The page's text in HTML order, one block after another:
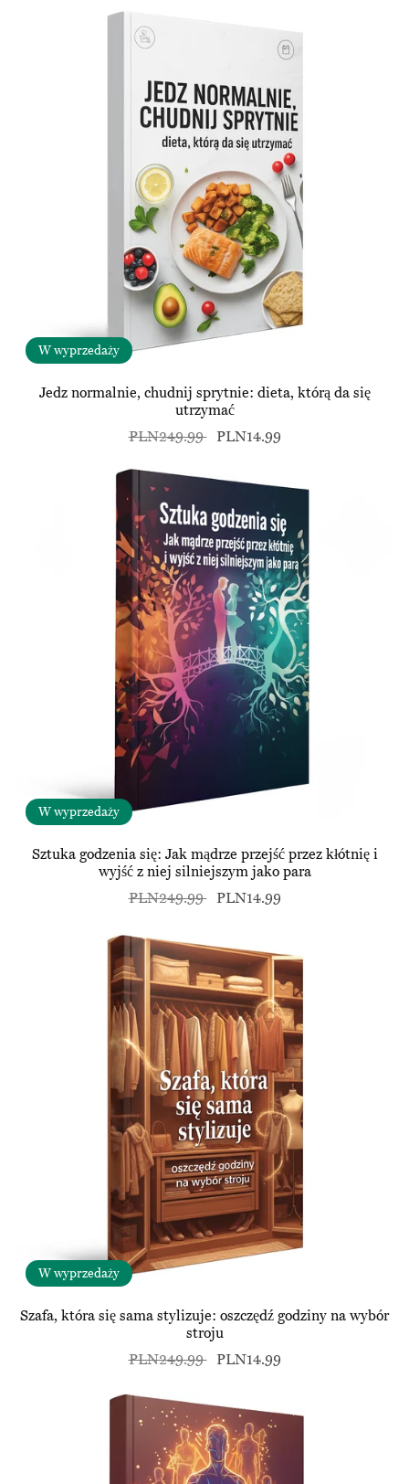
W wyprzedaży
Jedz normalnie, chudnij sprytnie: dieta, którą da się
utrzymać
PLN249.99 PLN14.99
W wyprzedaży
Sztuka godzenia się: Jak mądrze przejść przez kłótnię i
wyjść z niej silniejszym jako para
PLN249.99 PLN14.99
W wyprzedaży
Szafa, która się sama stylizuje: oszczędź godziny na wybór
stroju
PLN249.99 PLN14.99